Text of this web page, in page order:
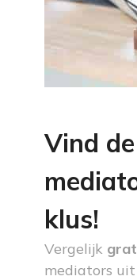
Vind
klus!
Vergelijk
mediators uit